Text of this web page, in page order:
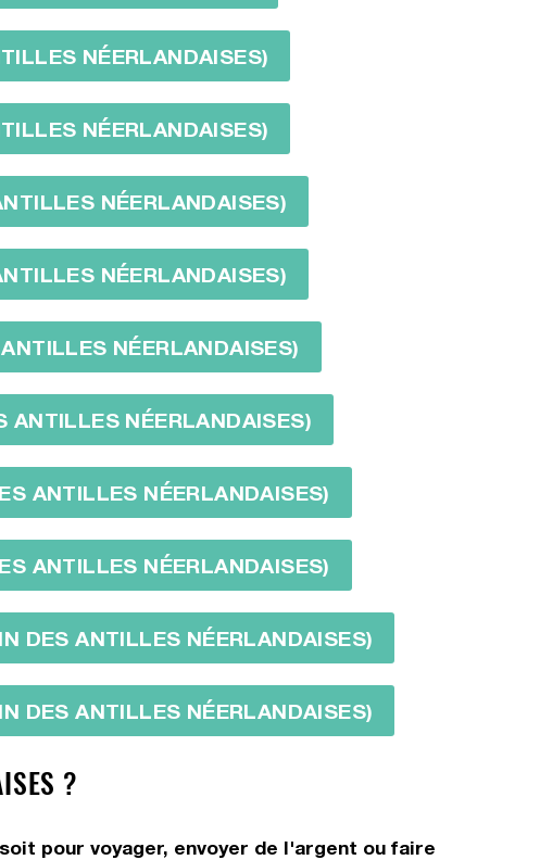
NÉERLANDAISES)
NÉERLANDAISES)
NÉERLANDAISES)
NÉERLANDAISES)
NÉERLANDAISES)
ANTILLES NÉERLANDAISES)
ANTILLES NÉERLANDAISES)
ANTILLES NÉERLANDAISES)
DES ANTILLES NÉERLANDAISES)
DES ANTILLES NÉERLANDAISES)
?
pour voyager, envoyer de l'argent ou faire